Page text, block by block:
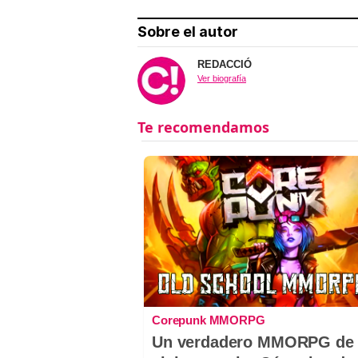
Sobre el autor
REDACCIÓ
Ver biografía
Corepunk MMORPG
Un verdadero MMORPG de